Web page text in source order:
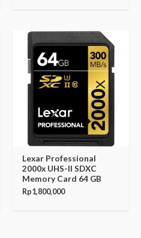
Lexar Professional
2000x UHS-II SDXC
Memory Card 64 GB
Rp1,800,000